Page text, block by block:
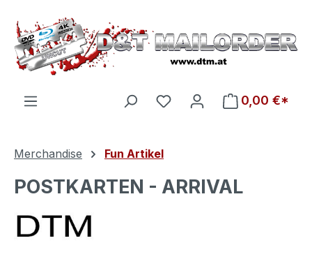
Zum Hauptinhalt springen
Du hast 0 Produkte auf
0,00 €*
Merchandise Fun Artikel
POSTKARTEN - ARRIVAL